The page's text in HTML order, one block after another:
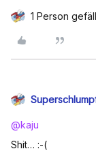
1 Person
@kaju
Shit… :-(